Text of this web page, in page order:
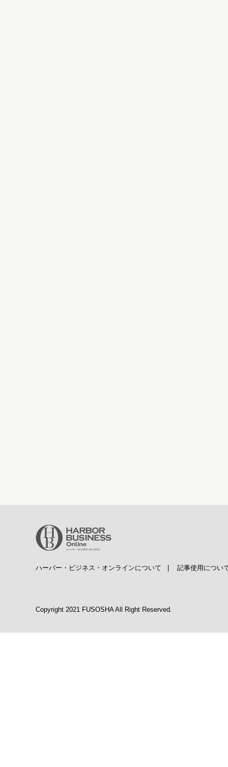
ハーバー・ビジネス・オンラインについて | 記事使用につい
Copyright 2021 FUSOSHA All Right Reserved.